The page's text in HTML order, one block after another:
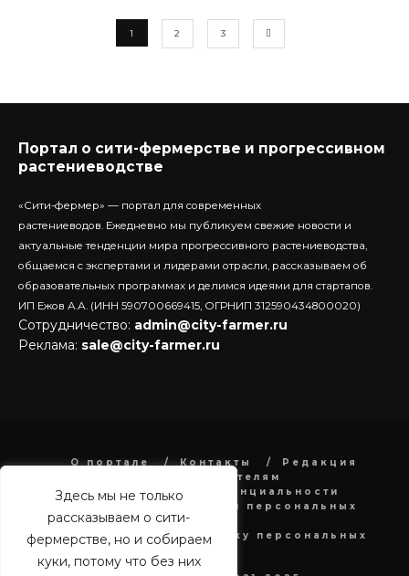
Здесь мы не только
рассказываем о сити-
фермерстве, но и собираем
куки, потому что без них
1 2 3
Портал о сити-фермерстве и прогрессивном
растениеводстве
«Сити-фермер» — портал для современных
растениеводов. Ежедневно мы публикуем свежие новости и
актуальные тенденции мира прогрессивного растениеводства,
общаемся с экспертами и лидерами отрасли, рассказываем об
образовательных программах и делимся идеями для стартапов.
ИП Ежов А.А. (ИНН 590700669415, ОГРНИП 312590434800020)
Сотрудничество: admin@city-farmer.ru
Реклама: sale@city-farmer.ru
О портале Контакты
Редакция
Рекламодателям
Политика конфиденциальности
в отношении обработки персональных
данных
Согласие на обработку персональных
данных